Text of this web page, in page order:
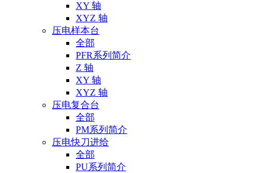
XY 轴
XYZ 轴
压电样本台
全部
PFR系列简介
Z 轴
XY 轴
XYZ 轴
压电复合台
全部
PM系列简介
压电快刀进给
全部
PU系列简介